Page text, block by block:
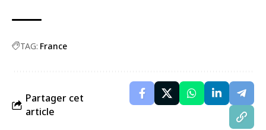
TAG: France
Partager cet
article